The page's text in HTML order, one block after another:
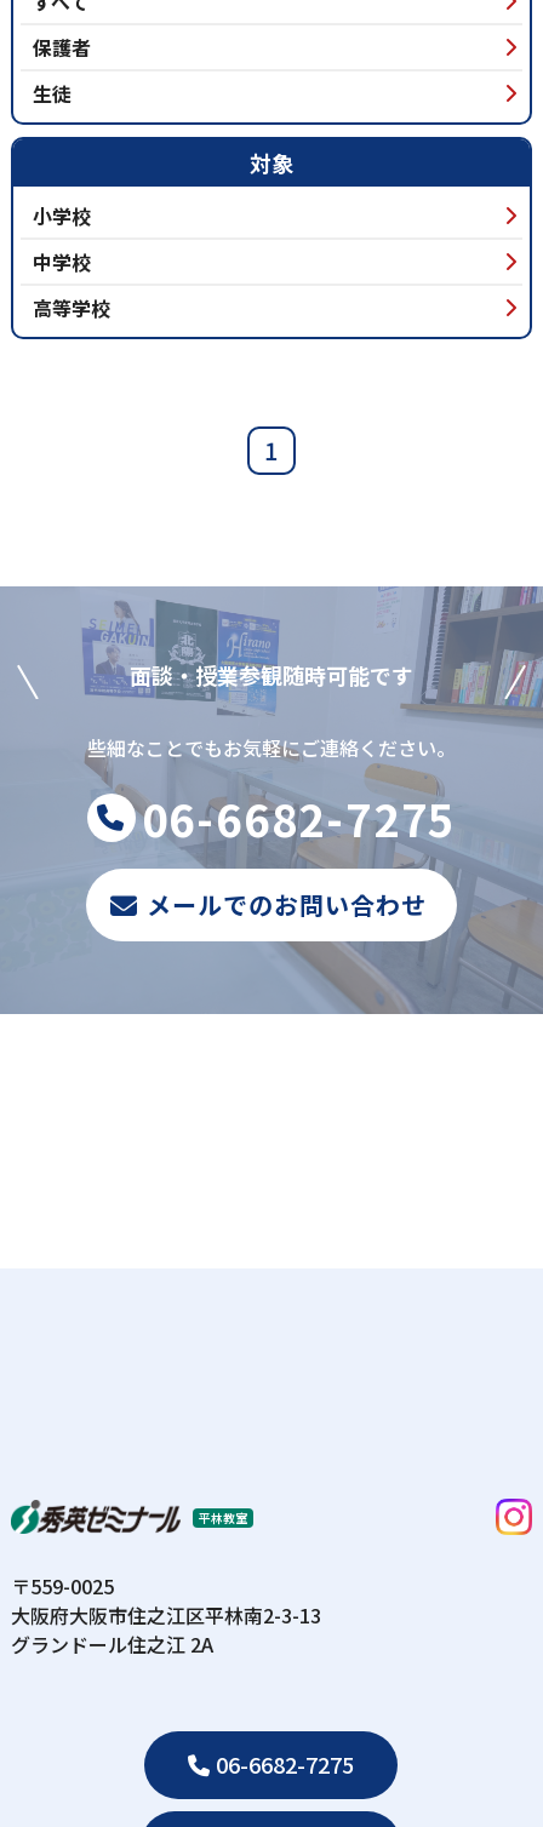
保護者
生徒
対象
小学校
中学校
高等学校
1
⾯談‧授業参観随時可能です
些細なことでもお気軽にご連絡ください。
06-6682-7275
メールでのお問い合わせ
平林教室
〒559-0025
⼤阪府⼤阪市住之江区平林南2-3-13
グランドール住之江 2A
06-6682-7275